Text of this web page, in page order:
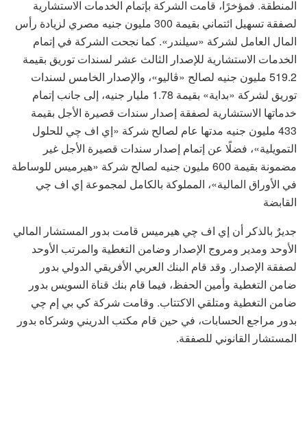
المنطقة. فمؤخرًا، قامت الشركة بإتمام الخدمات الاستشارية
لصفقة تسهيل ائتماني بقيمة 300 مليون جنيه مصري لزيادة رأس
المال العامل لشركة «سيلندر». كما نجحت الشركة في إتمام
الخدمات الاستشارية للإصدار الثالث عشر لسندات توريق بقيمة
519.2 مليون جنيه لصالح «ڤاليو»، والإصدار الخامس لسندات
توريق لشركة «بداية» بقيمة 1.78 مليار جنيه، إلى جانب إتمام
خدماتها الاستشارية لصفقة إصدار سندات قصيرة الأجل بقيمة
433 مليون جنيه مدتها عام لصالح شركة «إي اف چي للحلول
التمويلية»، فضلًا عن إتمام إصدار سندات قصيرة الأجل غير
مضمونة بقيمة 600 مليون جنيه لصالح شركة «هيرميس للوساطة
في الأوراق المالية»، المملوكة بالكامل لمجموعة إي اف چي
القابضة
جديرٌ بالذكر أن إي اف چي هيرميس قامت بدور المستشار المالي
الأوحد ومدير ومروج الإصدار وضامن التغطية والمرتب الأوحد
لصفقة الإصدار. وقد قام البنك العربي الأفريقي الدولي بدور
ضامن التغطية وأمين الحفظ، فيما قام بنك قناة السويس بدور
ضامن التغطية ومتلقي الاكتتاب. وقامت شركة كي بي إم چي
بدور مراجع الحسابات، في حين قام مكتب الدريني وشركاه بدور
المستشار القانوني للصفقة.